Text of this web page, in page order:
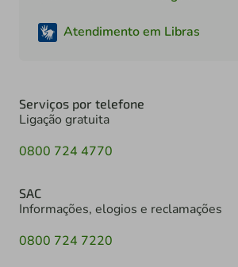
Atendimento em Libras
Serviços por telefone
Ligação gratuita
0800 724 4770
SAC
Informações, elogios e reclamações
0800 724 7220